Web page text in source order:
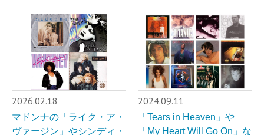
2026.02.18
マドンナの「ライク・ア・
ヴァージン」やシンディ・
2024.09.11
「Tears in Heaven」や
「My Heart Will Go On」な